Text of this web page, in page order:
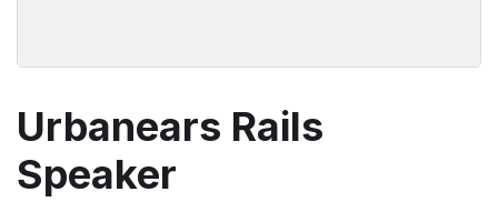
Urbanears Rails
Speaker